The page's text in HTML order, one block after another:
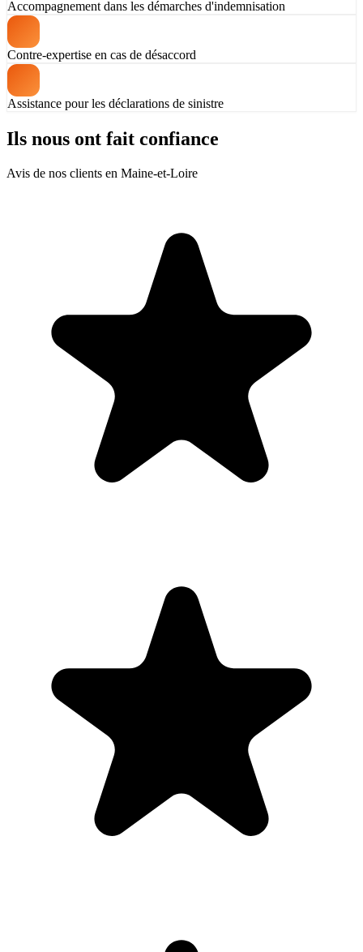
Accompagnement dans les démarches d'indemnisation
Contre-expertise en cas de désaccord
Assistance pour les déclarations de sinistre
Ils nous ont fait confiance
Avis de nos clients en Maine-et-Loire